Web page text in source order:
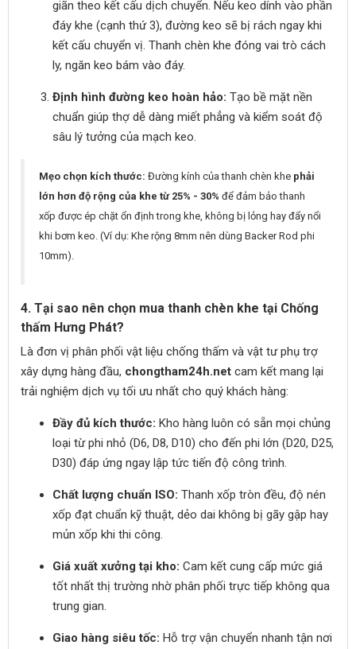
giãn theo kết cấu dịch chuyển. Nếu keo dính vào phần
đáy khe (cạnh thứ 3), đường keo sẽ bị rách ngay khi
kết cấu chuyển vị. Thanh chèn khe đóng vai trò cách
ly, ngăn keo bám vào đáy.
Định hình đường keo hoàn hảo: Tạo bề mặt nền
chuẩn giúp thợ dễ dàng miết phẳng và kiểm soát độ
sâu lý tưởng của mạch keo.
Mẹo chọn kích thước: Đường kính của thanh chèn khe phải
lớn hơn độ rộng của khe từ 25% - 30% để đảm bảo thanh
xốp được ép chặt ổn định trong khe, không bị lỏng hay đẩy nổi
khi bơm keo. (Ví dụ: Khe rộng 8mm nên dùng Backer Rod phi
10mm).
4. Tại sao nên chọn mua thanh chèn khe tại Chống
thấm Hưng Phát?
Là đơn vị phân phối vật liệu chống thấm và vật tư phụ trợ
xây dựng hàng đầu, chongtham24h.net cam kết mang lại
trải nghiệm dịch vụ tối ưu nhất cho quý khách hàng:
Đầy đủ kích thước: Kho hàng luôn có sẵn mọi chủng
loại từ phi nhỏ (D6, D8, D10) cho đến phi lớn (D20, D25,
D30) đáp ứng ngay lập tức tiến độ công trình.
Chất lượng chuẩn ISO: Thanh xốp tròn đều, độ nén
xốp đạt chuẩn kỹ thuật, dẻo dai không bị gãy gập hay
mủn xốp khi thi công.
Giá xuất xưởng tại kho: Cam kết cung cấp mức giá
tốt nhất thị trường nhờ phân phối trực tiếp không qua
trung gian.
Giao hàng siêu tốc: Hỗ trợ vận chuyển nhanh tận nơi